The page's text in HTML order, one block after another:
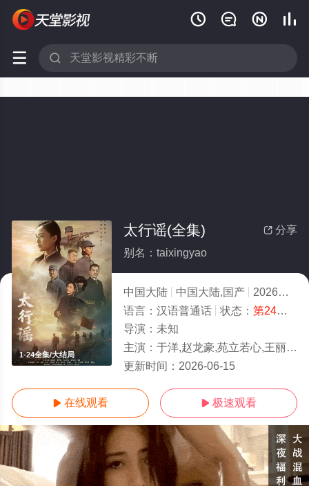
   
 
1-24全集/大结局
 分享
太行谣(全集)
别名：taixingyao
中国大陆 中国大陆,国产 2026
2.0
语言： 汉语普通话 状态： 第24集完结
导演： 未知
主演： 于洋,赵龙豪,苑立若心,王丽云,郭秋成,张哲人,魏大鸣,缪婷茹,张永健,艾东,文静,曾肖龙,赵波,陆怡璇,何达
更新时间： 2026-06-15
 在线观看  极速观看